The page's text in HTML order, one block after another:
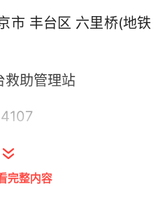
市 丰台区 六里桥(地铁
救助管理站
完整内容